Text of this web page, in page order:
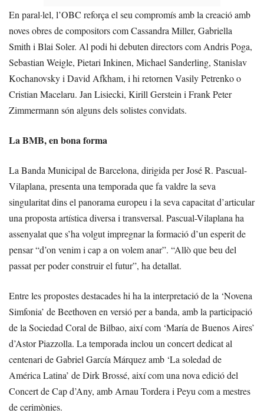
En paral·lel, l’OBC reforça el seu compromís amb la creació amb
noves obres de compositors com Cassandra Miller, Gabriella
Smith i Blai Soler. Al podi hi debuten directors com Andris Poga,
Sebastian Weigle, Pietari Inkinen, Michael Sanderling, Stanislav
Kochanovsky i David Afkham, i hi retornen Vasily Petrenko o
Cristian Macelaru. Jan Lisiecki, Kirill Gerstein i Frank Peter
Zimmermann són alguns dels solistes convidats.
La BMB, en bona forma
La Banda Municipal de Barcelona, dirigida per José R. Pascual-
Vilaplana, presenta una temporada que fa valdre la seva
singularitat dins el panorama europeu i la seva capacitat d’articular
una proposta artística diversa i transversal. Pascual-Vilaplana ha
assenyalat que s’ha volgut impregnar la formació d’un esperit de
pensar “d’on venim i cap a on volem anar”. “Allò que beu del
passat per poder construir el futur”, ha detallat.
Entre les propostes destacades hi ha la interpretació de la ‘Novena
Simfonia’ de Beethoven en versió per a banda, amb la participació
de la Sociedad Coral de Bilbao, així com ‘María de Buenos Aires’
d’Astor Piazzolla. La temporada inclou un concert dedicat al
centenari de Gabriel García Márquez amb ‘La soledad de
América Latina’ de Dirk Brossé, així com una nova edició del
Concert de Cap d’Any, amb Arnau Tordera i Peyu com a mestres
de cerimònies.